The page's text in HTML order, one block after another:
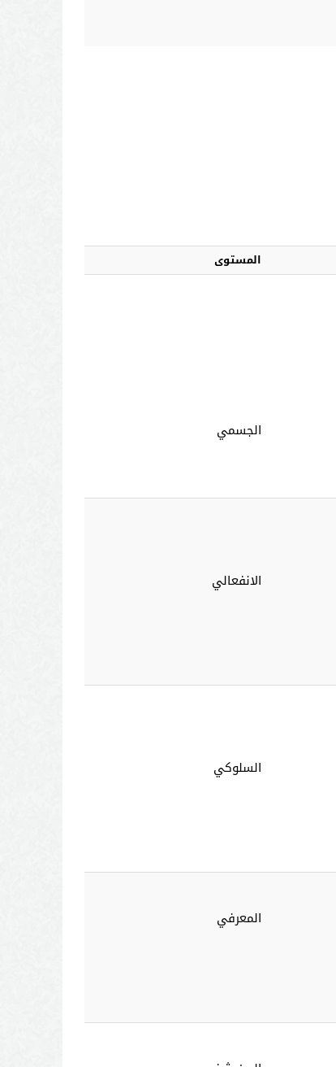
المستوى
الجسمي
الانفعالي
السلوكي
المعرفي